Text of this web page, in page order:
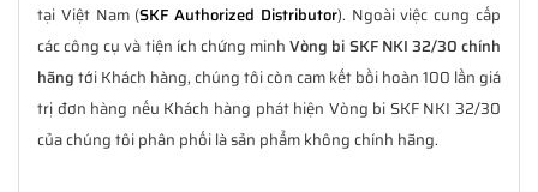
tại Việt Nam (SKF Authorized Distributor). Ngoài việc cung cấp
các công cụ và tiện ích chứng minhVòng bi SKF NKI 32/30 chính
hãngtới Khách hàng, chúng tôi còn cam kết bồi hoàn 100 lần giá
trị đơn hàng nếu Khách hàng phát hiện Vòng bi SKF NKI 32/30
của chúng tôi phân phối là sản phẩm không chính hãng.